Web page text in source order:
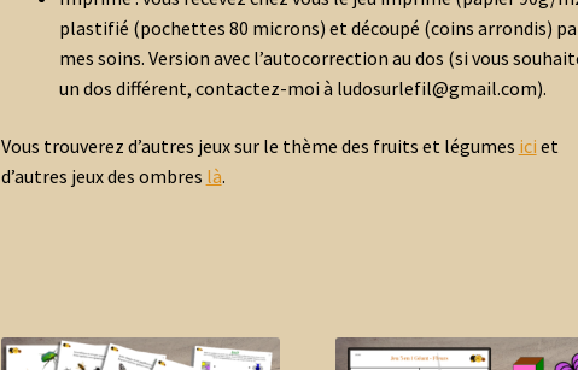
plastifié (pochettes 80 microns) et découpé (coins arrondis)
mes soins. Version avec l’autocorrection au dos (si vous
un dos différent, contactez-moi à ludosurlefil@gmail.com).
Vous trouverez d’autres jeux sur le thème des fruits et légumes ici et
d’autres jeux des ombres là.